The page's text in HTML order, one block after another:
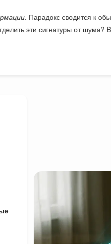
. Парадокс сводится к
эти сигнатуры от шума?